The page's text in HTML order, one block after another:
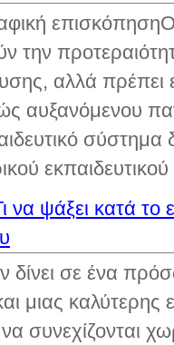
την
αλλά πρέπει
αυξανόμενου
σύστημα
να ψάξει κατά το
δίνει σε ένα
μιας καλύτερης
συνεχίζονται